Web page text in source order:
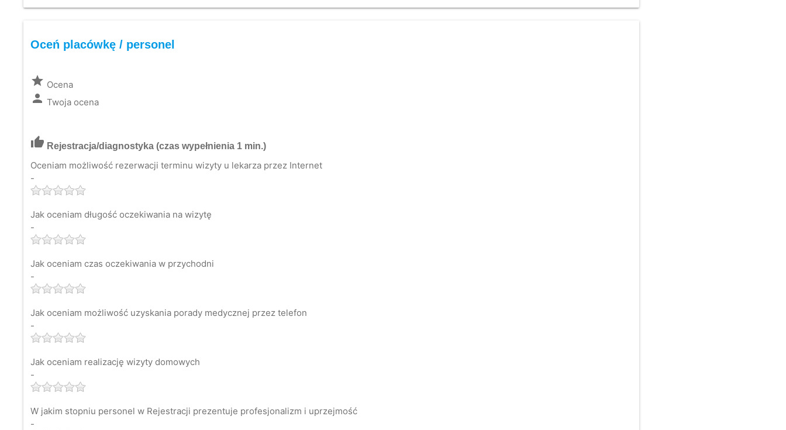
Oceń placówkę / personel
grade Ocena
person Twoja ocena
thumb_up Rejestracja/diagnostyka (czas wypełnienia 1 min.)
Oceniam możliwość rezerwacji terminu wizyty u lekarza przez Internet
-
Jak oceniam długość oczekiwania na wizytę
-
Jak oceniam czas oczekiwania w przychodni
-
Jak oceniam możliwość uzyskania porady medycznej przez telefon
-
Jak oceniam realizację wizyty domowych
-
W jakim stopniu personel w Rejestracji prezentuje profesjonalizm i uprzejmość
-